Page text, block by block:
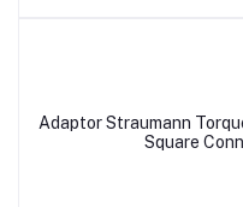
Adaptor Straumann
Square